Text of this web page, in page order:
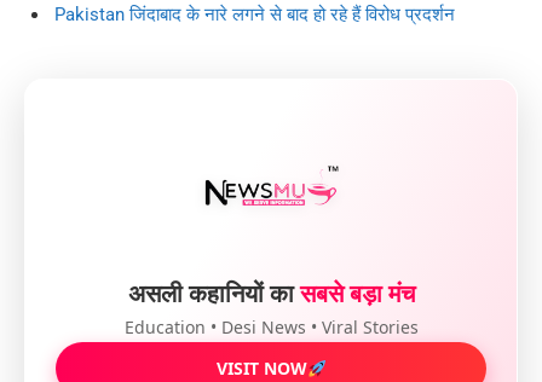
Pakistan जिंदाबाद के नारे लगने से बाद हो रहे हैं विरोध प्रदर्शन
असली कहानियों कासबसे बड़ा मंच
Education • Desi News • Viral Stories
VISIT NOW